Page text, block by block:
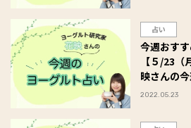
占い
今週おす
【５/23
映さんの
2022.05.23